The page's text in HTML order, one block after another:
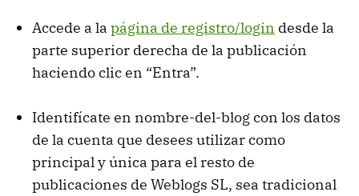
Accede a la página de registro/login desde la
parte superior derecha de la publicación
haciendo clic en “Entra”.
Identifícate en nombre-del-blog con los datos
de la cuenta que desees utilizar como
principal y única para el resto de
publicaciones de Weblogs SL, sea tradicional